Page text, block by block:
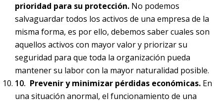
prioridad para su protección. No podemos
salvaguardar todos los activos de una empresa de la
misma forma, es por ello, debemos saber cuales son
aquellos activos con mayor valor y priorizar su
seguridad para que toda la organización pueda
mantener su labor con la mayor naturalidad posible.
Prevenir y minimizar pérdidas económicas. En
una situación anormal, el funcionamiento de una